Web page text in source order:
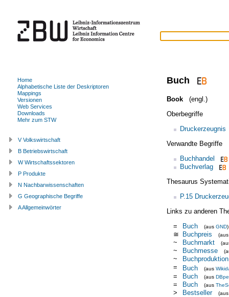
Buch
Book
(engl.)
Oberbegriffe
Druckerzeugnis
Verwandte Begriffe
Buchhandel
Buchverlag
Thesaurus
P.15
Links zu anderen
=
Buch (aus GND)
≅ Buchpreis
~ Buchmarkt
~ Buchmesse
~
Buchproduktion
=
Buch (aus
= Buch (aus
= Buch (aus
> Bestseller
Home
Alphabetische Liste der Deskriptoren
Mappings
Versionen
Web Services
Downloads
Mehr zum STW
V Volkswirtschaft
B Betriebswirtschaft
W Wirtschaftssektoren
P Produkte
N Nachbarwissenschaften
G Geographische Begriffe
A Allgemeinwörter